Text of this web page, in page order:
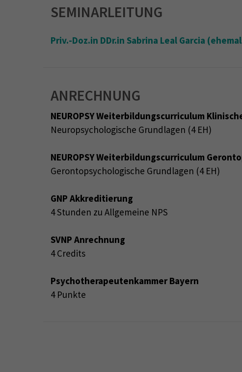
SEMINARLEITUNG
Priv.-Doz.in DDr.in Sabrina Leal Garcia
ANRECHNUNG
NEUROPSY Weiterbildungscurriculum
Neuropsychologische Grundlagen (4 EH)
NEUROPSY Weiterbildungscurriculum
Gerontopsychologische Grundlagen (4 EH)
GNP Akkreditierung
4 Stunden zu Allgemeine NPS
SVNP Anrechnung
4 Credits
Psychotherapeutenkammer Bayern
4 Punkte